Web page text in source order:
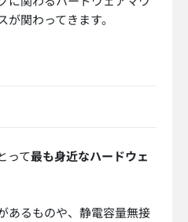
関わってきます。
って最も身近なハードウェ
あるものや、静電容量無接